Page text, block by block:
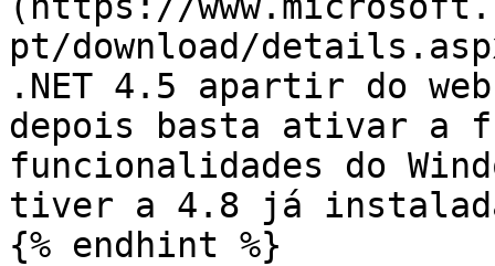
pt/download/
.NET 4.5 apartir do
depois basta ativar a
funcionalidades do
tiver a 4.8 já
{% endhint %}